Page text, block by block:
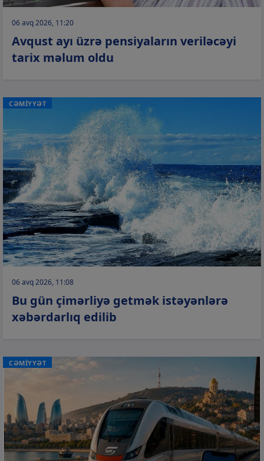
06 avq 2026, 11:20
Avqust ayı üzrə pensiyaların veriləcəyi
tarix məlum oldu
CƏMİYYƏT
06 avq 2026, 11:08
Bu gün çimərliyə getmək istəyənlərə
xəbərdarlıq edilib
CƏMİYYƏT